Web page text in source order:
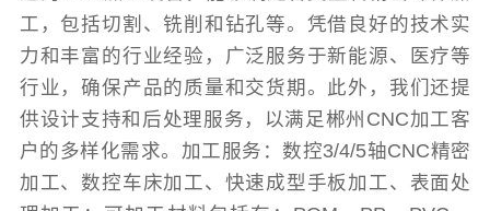
工，包括切割、铣削和钻孔等。凭借良好的技术实
力和丰富的行业经验，广泛服务于新能源、医疗等
行业，确保产品的质量和交货期。此外，我们还提
供设计支持和后处理服务，以满足郴州CNC加工客
户的多样化需求。加工服务：数控3/4/5轴CNC精密
加工、数控车床加工、快速成型手板加工、表面处